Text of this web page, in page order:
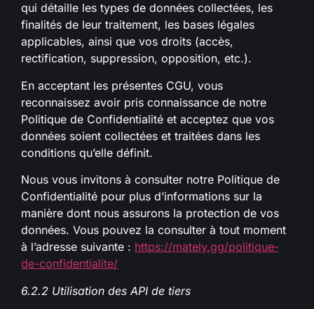
qui détaille les types de données collectées, les
finalités de leur traitement, les bases légales
applicables, ainsi que vos droits (accès,
rectification, suppression, opposition, etc.).
En acceptant les présentes CGU, vous
reconnaissez avoir pris connaissance de notre
Politique de Confidentialité et acceptez que vos
données soient collectées et traitées dans les
conditions qu’elle définit.
Nous vous invitons à consulter notre Politique de
Confidentialité pour plus d’informations sur la
manière dont nous assurons la protection de vos
données. Vous pouvez la consulter à tout moment
à l’adresse suivante : https://mately.gg/politique-
de-confidentialite/
6.2.2 Utilisation des API de tiers